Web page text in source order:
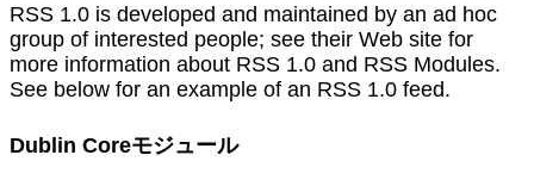
RSS 1.0 is developed and maintained by an ad hoc
group of interested people; see their Web site for
more information about RSS 1.0 and RSS Modules.
See below for an example of an RSS 1.0 feed.
Dublin Coreモジュール